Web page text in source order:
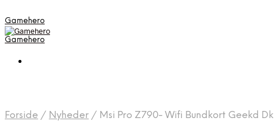
Gamehero
Gamehero
Forside / Nyheder / Msi Pro Z790- Wifi Bundkort Geekd Dk